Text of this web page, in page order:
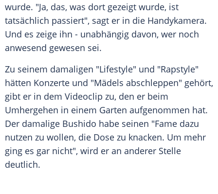
wurde. "Ja, das, was dort gezeigt wurde, ist
tatsächlich passiert", sagt er in die Handykamera.
Und es zeige ihn - unabhängig davon, wer noch
anwesend gewesen sei.
Zu seinem damaligen "Lifestyle" und "Rapstyle"
hätten Konzerte und "Mädels abschleppen" gehört,
gibt er in dem Videoclip zu, den er beim
Umhergehen in einem Garten aufgenommen hat.
Der damalige Bushido habe seinen "Fame dazu
nutzen zu wollen, die Dose zu knacken. Um mehr
ging es gar nicht", wird er an anderer Stelle
deutlich.